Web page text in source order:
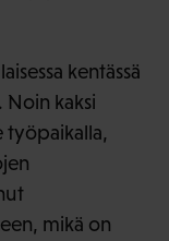
kentässä
Noin kaksi
työpaikalla,
mikä on